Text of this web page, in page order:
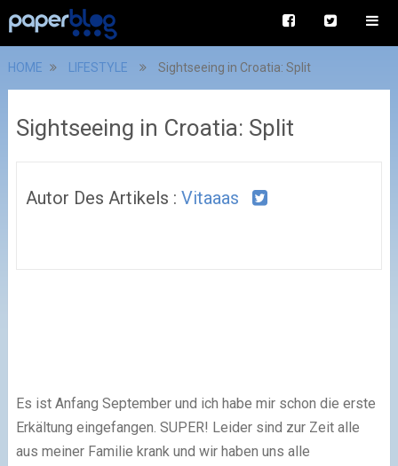
HOME LIFESTYLE Sightseeing in Croatia: Split
Sightseeing in Croatia: Split
Autor Des Artikels : Vitaaas
Es ist Anfang September und ich habe mir schon die erste
Erkältung eingefangen. SUPER! Leider sind zur Zeit alle
aus meiner Familie krank und wir haben uns alle